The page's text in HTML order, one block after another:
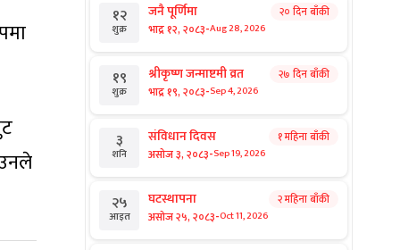
१२
शुक्र
जनै पूर्णिमा
भाद्र १२, २०८३-Aug 28, 2026
२० दिन बाँकी
१९
शुक्र
श्रीकृष्ण जन्माष्टमी व्रत
भाद्र १९, २०८३-Sep 4, 2026
२७ दिन बाँकी
३
शनि
संविधान दिवस
असोज ३, २०८३-Sep 19, 2026
१ महिना बाँकी
२५
आइत
घटस्थापना
असोज २५, २०८३-Oct 11, 2026
२ महिना बाँकी